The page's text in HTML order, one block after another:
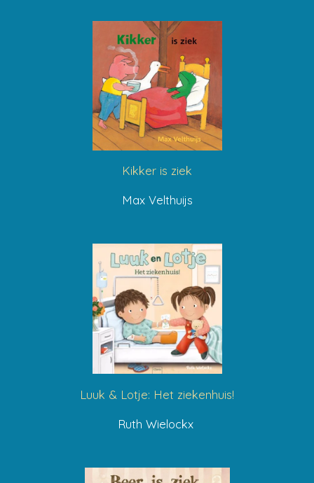
Kikker is ziek
Max Velthuijs
Luuk & Lotje: Het ziekenhuis!
Ruth Wielockx